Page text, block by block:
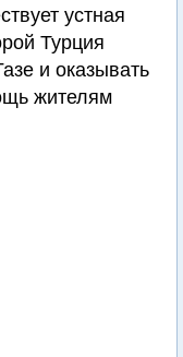
устная
Турция
и оказывать
жителям